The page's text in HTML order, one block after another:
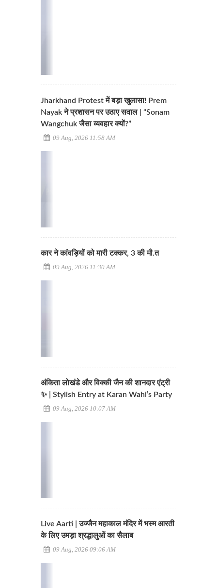
Jharkhand Protest में बड़ा खुलासा! Prem
Nayak ने प्रशासन पर उठाए सवाल | “Sonam
Wangchuk जैसा व्यवहार क्यों?”
09 Aug, 2026 11:58 AM
कार ने कांवड़ियों को मारी टक्कर, 3 की मौ.त
09 Aug, 2026 11:30 AM
अंकिता लोखंडे और विक्की जैन की शानदार एंट्री
✨ | Stylish Entry at Karan Wahi’s Party
09 Aug, 2026 10:07 AM
Live Aarti | उज्जैन महाकाल मंदिर में भस्म आरती
के लिए उमड़ा श्रद्धालुओं का सैलाब
09 Aug, 2026 09:06 AM